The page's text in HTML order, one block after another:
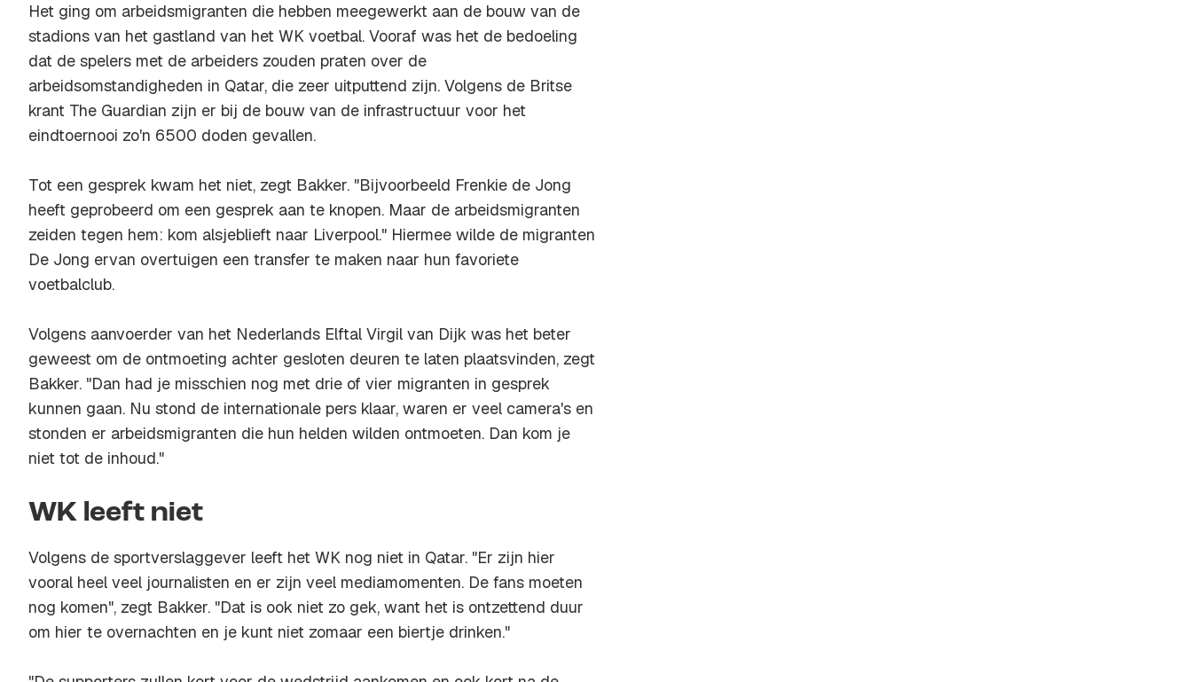
Het ging om arbeidsmigranten die hebben meegewerkt aan de bouw van de
stadions van het gastland van het WK voetbal. Vooraf was het de bedoeling
dat de spelers met de arbeiders zouden praten over de
arbeidsomstandigheden in Qatar, die zeer uitputtend zijn. Volgens de Britse
krant The Guardian zijn er bij de bouw van de infrastructuur voor het
eindtoernooi zo'n 6500 doden gevallen.
Tot een gesprek kwam het niet, zegt Bakker. "Bijvoorbeeld Frenkie de Jong
heeft geprobeerd om een gesprek aan te knopen. Maar de arbeidsmigranten
zeiden tegen hem: kom alsjeblieft naar Liverpool." Hiermee wilde de migranten
De Jong ervan overtuigen een transfer te maken naar hun favoriete
voetbalclub.
Volgens aanvoerder van het Nederlands Elftal Virgil van Dijk was het beter
geweest om de ontmoeting achter gesloten deuren te laten plaatsvinden, zegt
Bakker. "Dan had je misschien nog met drie of vier migranten in gesprek
kunnen gaan. Nu stond de internationale pers klaar, waren er veel camera's en
stonden er arbeidsmigranten die hun helden wilden ontmoeten. Dan kom je
niet tot de inhoud."
WK leeft niet
Volgens de sportverslaggever leeft het WK nog niet in Qatar. "Er zijn hier
vooral heel veel journalisten en er zijn veel mediamomenten. De fans moeten
nog komen", zegt Bakker. "Dat is ook niet zo gek, want het is ontzettend duur
om hier te overnachten en je kunt niet zomaar een biertje drinken."